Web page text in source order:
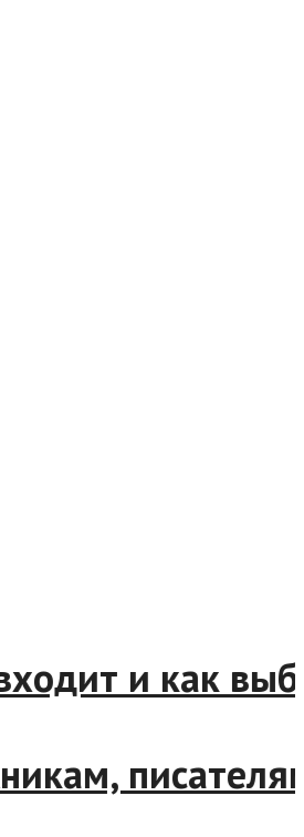
и как
писателям